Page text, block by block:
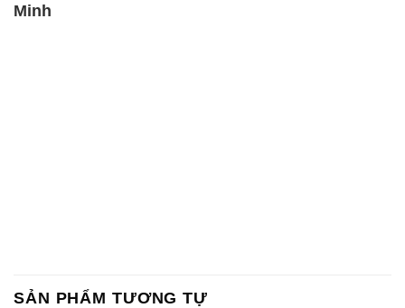
Minh
SẢN PHẨM TƯƠNG TỰ